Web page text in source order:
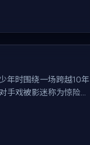
年时围绕一场跨越10年
手戏被影迷称为惊险冒